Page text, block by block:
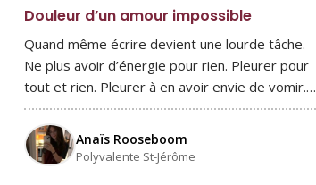
Douleur d’un amour impossible
Quand même écrire devient une lourde tâche.
Ne plus avoir d’énergie pour rien. Pleurer pour
tout et rien. Pleurer à en avoir envie de vomir.…
Anaïs Rooseboom
Polyvalente St-Jérôme